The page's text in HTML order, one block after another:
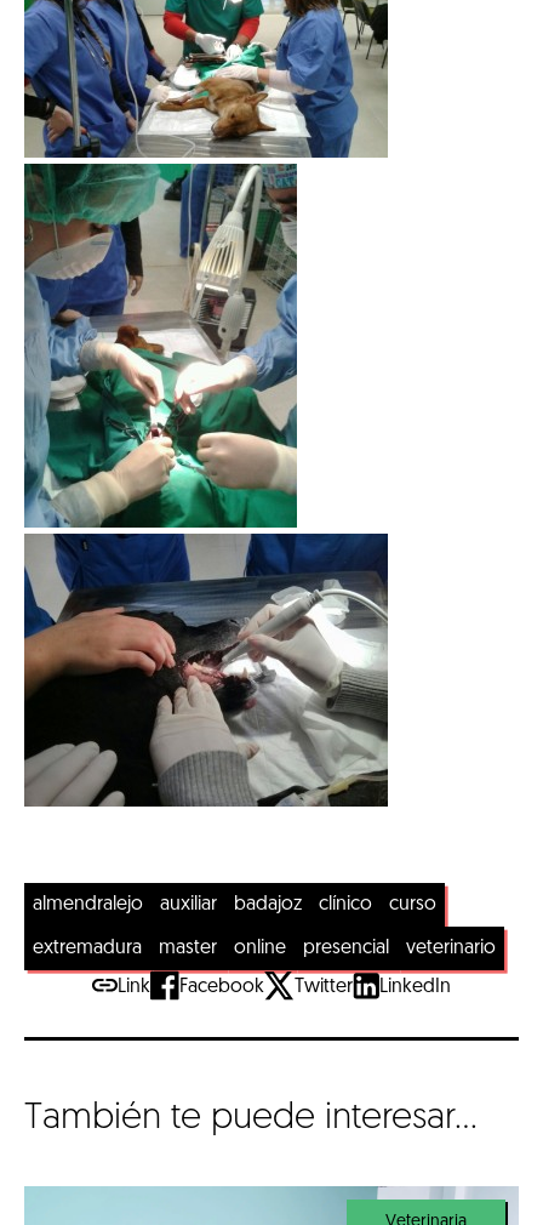
almendralejo auxiliar badajoz clínico curso
extremadura master online presencial
veterinario
Link
Facebook Twitter LinkedIn
También te puede interesar...